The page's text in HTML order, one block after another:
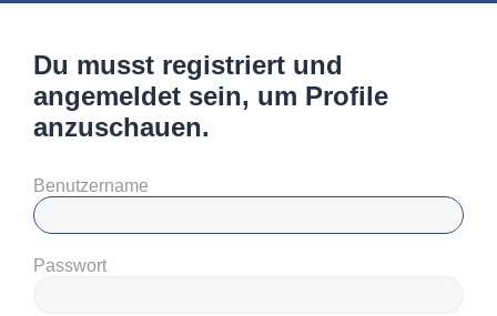
Du musst registriert und
angemeldet sein, um Profile
anzuschauen.
Benutzername
Passwort